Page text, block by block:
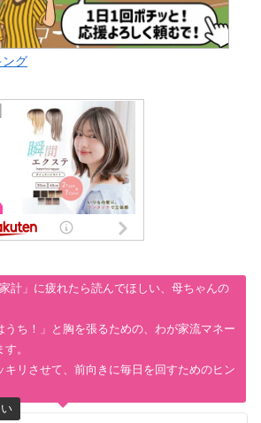
ング
計」に疲れたら読んでほしい、母ちゃんの
うち！」と胸を張るための、わが家流マネー
。
キリさせて、前向きに毎日を回すためのヒン